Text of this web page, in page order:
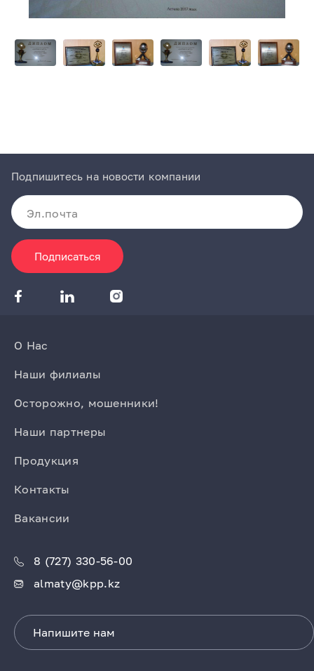
of
Подпишитесь на новости компании
Подписаться
О Нас
Наши филиалы
Осторожно, мошенники!
Наши партнеры
Продукция
Контакты
Вакансии
8 (727) 330-56-00
almaty@kpp.kz
Напишите нам